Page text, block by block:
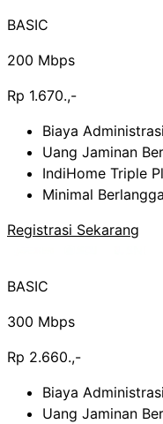
BASIC
200 Mbps
Rp 1.670.,-
Biaya
Uang Jaminan
IndiHome Triple
Minimal
Registrasi Sekarang
BASIC
300 Mbps
Rp 2.660.,-
Biaya
Uang Jaminan